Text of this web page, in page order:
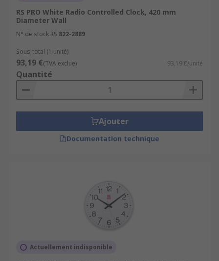
RS PRO White Radio Controlled Clock, 420 mm
Diameter Wall
N° de stock RS 822-2889
Sous-total (1 unité)
93,19 €(TVA exclue) 93,19 €/unité
Quantité
Ajouter
Documentation technique
Actuellement indisponible